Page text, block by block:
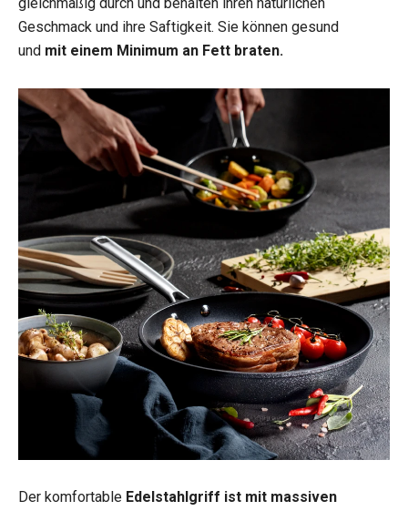
Geschmack und ihre Saftigkeit. Sie können gesund
und mit einem Minimum an Fett braten.
Der komfortable Edelstahlgriff ist mit massiven